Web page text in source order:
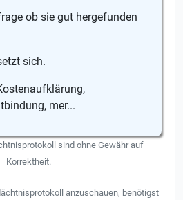
ob sie gut hergefunden
sich.
mer...
sind ohne Gewähr auf
Korrektheit.
anzuschauen, benötigst